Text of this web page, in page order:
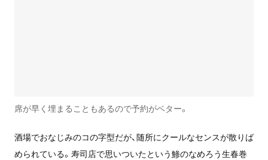
席が早く埋まることもあるので予約がベター。
酒場でおなじみのコの字型だが、随所にクールなセンスが散りば
められている。寿司店で思いついたという鯵のなめろう生春巻